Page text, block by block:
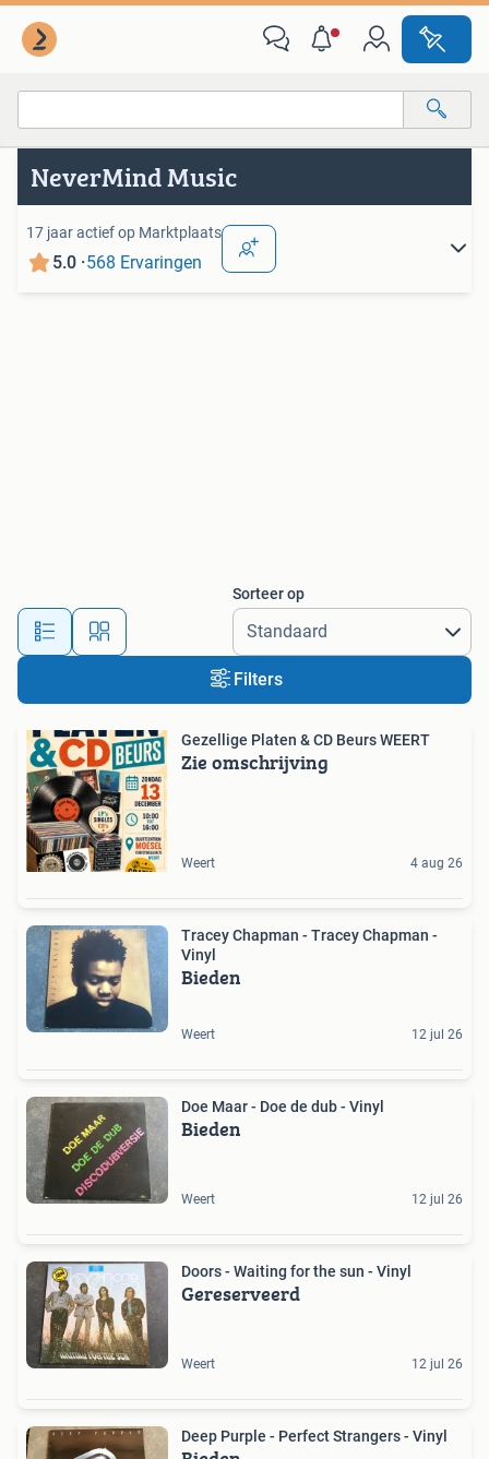
Alle afstanden…
Van deze adverteerder
NeverMind Music
17 jaar actief op Marktplaats
5.0 ·568 Ervaringen
Sorteer op
Filters
Gezellige Platen & CD Beurs WEERT
Zie omschrijving
Weert 4 aug 26
Tracey Chapman - Tracey Chapman -
Vinyl
Bieden
Weert 12 jul 26
Doe Maar - Doe de dub - Vinyl
Bieden
Weert 12 jul 26
Doors - Waiting for the sun - Vinyl
Gereserveerd
Weert 12 jul 26
Deep Purple - Perfect Strangers - Vinyl